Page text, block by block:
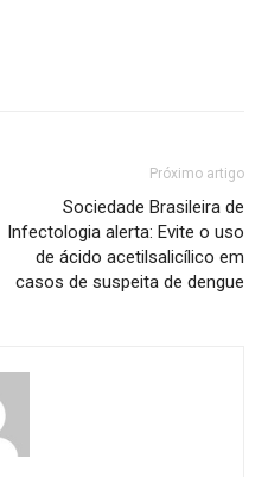
Próximo artigo
Sociedade Brasileira de
Infectologia alerta: Evite o uso
de ácido acetilsalicílico em
casos de suspeita de dengue